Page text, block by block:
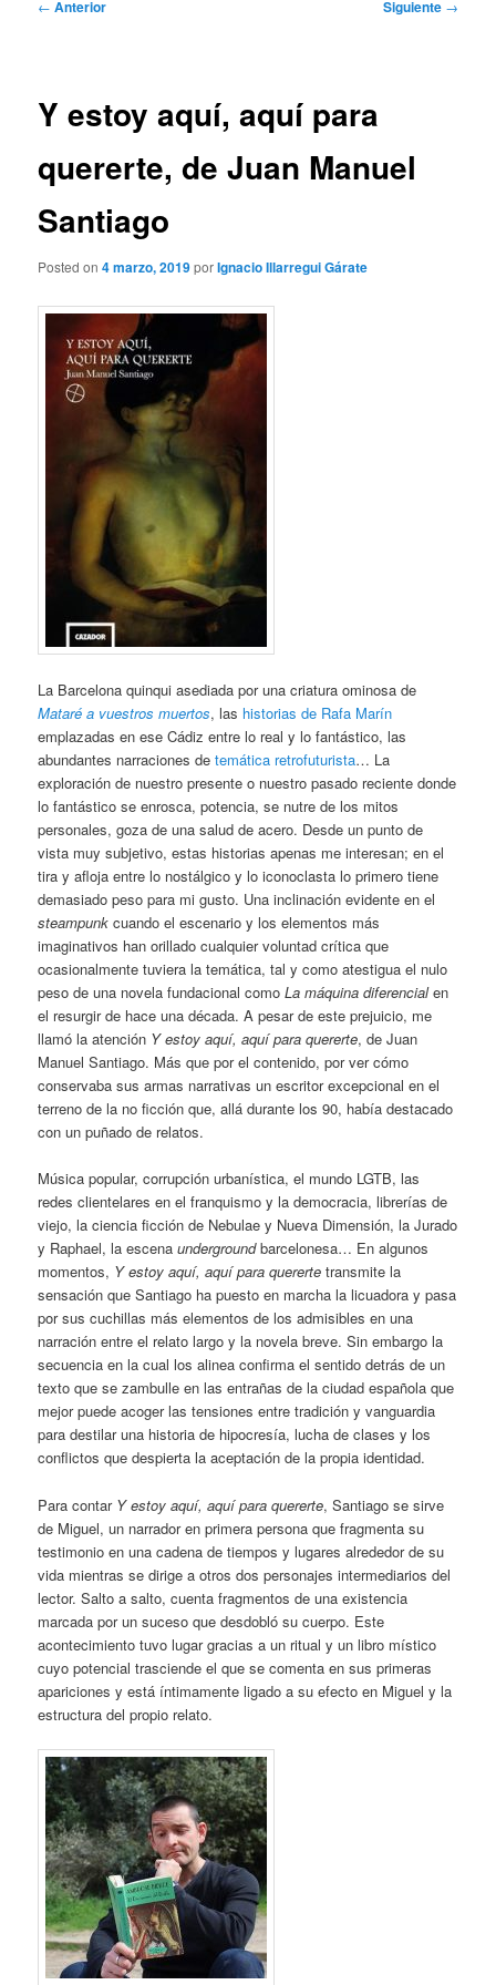
← Anterior Siguiente →
Y estoy aquí, aquí para
quererte, de Juan Manuel
Santiago
Posted on4 marzo, 2019porIgnacio Illarregui Gárate
La Barcelona quinqui asediada por una criatura ominosa de
Mataré a vuestros muertos, las historias de Rafa Marín
emplazadas en ese Cádiz entre lo real y lo fantástico, las
abundantes narraciones detemática retrofuturista… La
exploración de nuestro presente o nuestro pasado reciente donde
lo fantástico se enrosca, potencia, se nutre de los mitos
personales, goza de una salud de acero. Desde un punto de
vista muy subjetivo, estas historias apenas me interesan; en el
tira y afloja entre lo nostálgico y lo iconoclasta lo primero tiene
demasiado peso para mi gusto. Una inclinación evidente en el
steampunk cuando el escenario y los elementos más
imaginativos han orillado cualquier voluntad crítica que
ocasionalmente tuviera la temática, tal y como atestigua el nulo
peso de una novela fundacional comoLa máquina diferencialen
el resurgir de hace una década. A pesar de este prejuicio, me
llamó la atención Y estoy aquí, aquí para quererte, de Juan
Manuel Santiago. Más que por el contenido, por ver cómo
conservaba sus armas narrativas un escritor excepcional en el
terreno de la no ficción que, allá durante los 90, había destacado
con un puñado de relatos.
Música popular, corrupción urbanística, el mundo LGTB, las
redes clientelares en el franquismo y la democracia, librerías de
viejo, la ciencia ficción de Nebulae y Nueva Dimensión, la Jurado
y Raphael, la escenaundergroundbarcelonesa… En algunos
momentos, Y estoy aquí, aquí para quererte transmite la
sensación que Santiago ha puesto en marcha la licuadora y pasa
por sus cuchillas más elementos de los admisibles en una
narración entre el relato largo y la novela breve. Sin embargo la
secuencia en la cual los alinea confirma el sentido detrás de un
texto que se zambulle en las entrañas de la ciudad española que
mejor puede acoger las tensiones entre tradición y vanguardia
para destilar una historia de hipocresía, lucha de clases y los
conflictos que despierta la aceptación de la propia identidad.
Para contar Y estoy aquí, aquí para quererte, Santiago se sirve
de Miguel, un narrador en primera persona que fragmenta su
testimonio en una cadena de tiempos y lugares alrededor de su
vida mientras se dirige a otros dos personajes intermediarios del
lector. Salto a salto, cuenta fragmentos de una existencia
marcada por un suceso que desdobló su cuerpo. Este
acontecimiento tuvo lugar gracias a un ritual y un libro místico
cuyo potencial trasciende el que se comenta en sus primeras
apariciones y está íntimamente ligado a su efecto en Miguel y la
estructura del propio relato.